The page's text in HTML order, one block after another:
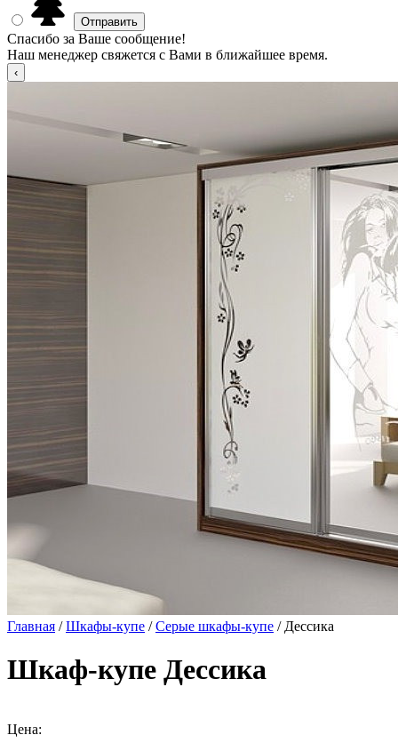
Спасибо за Ваше сообщение!
Наш менеджер свяжется с Вами в ближайшее время.
Главная /Шкафы-купе /Серые шкафы-купе / Дессика
Шкаф-купе Дессика
Цена: